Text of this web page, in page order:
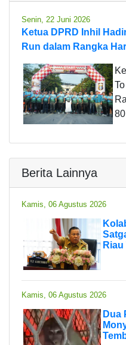
Senin, 22 Juni 2026
Ketua DPRD Inhil
Run dalam Rangka
Berita Lainnya
Kamis, 06 Agustus 2026
Kamis, 06 Agustus 2026
Dua